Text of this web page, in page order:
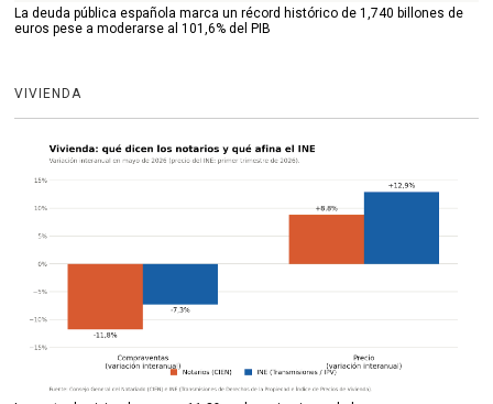
La deuda pública española marca un récord histórico de 1,740 billones de
euros pese a moderarse al 101,6% del PIB
VIVIENDA